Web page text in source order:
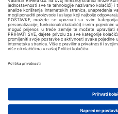
Istraži na Valamar.com
Slijedite nas na: